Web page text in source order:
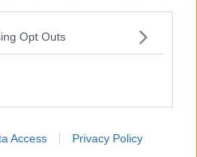
Opt Outs
Access Privacy Policy
servizio per gestire la casa